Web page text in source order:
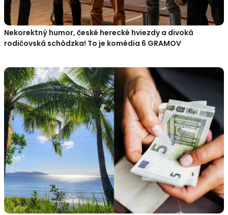
Nekorektný humor, české herecké hviezdy a divoká
rodičovská schôdzka! To je komédia 6 GRAMOV